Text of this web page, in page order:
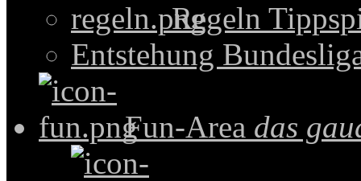
Regeln
Entstehung
Fun-Area das